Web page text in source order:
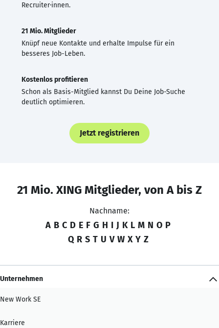
Recruiter·innen.
21 Mio. Mitglieder
Knüpf neue Kontakte und erhalte Impulse für ein
besseres Job-Leben.
Kostenlos profitieren
Schon als Basis-Mitglied kannst Du Deine Job-Suche
deutlich optimieren.
Jetzt registrieren
21 Mio. XING Mitglieder, von A bis Z
Nachname:
A B C D E F G H I J K L M N O P
Q R S T U V W X Y Z
Unternehmen
New Work SE
Karriere